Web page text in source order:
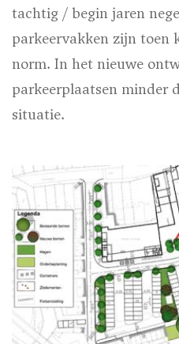
tachtig / begin jaren
parkeervakken zijn toen
norm. In het nieuwe
parkeerplaatsen minder
situatie.